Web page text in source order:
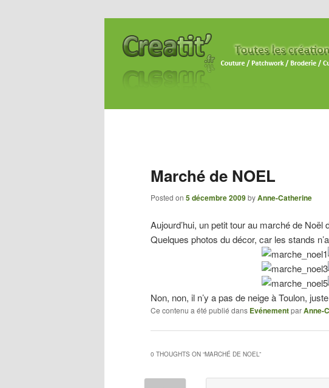
Marché de NOEL
Posted on 5 décembre 2009byAnne-Catherine
Aujourd’hui, un petit tour au marché de Noël
Quelques photos du décor, car les stands
Non, non, il n’y a pas de neige à Toulon,
Ce contenu a été publié dans EvénementparAnne-
0 THOUGHTS ON “MARCHÉ DE NOEL ”